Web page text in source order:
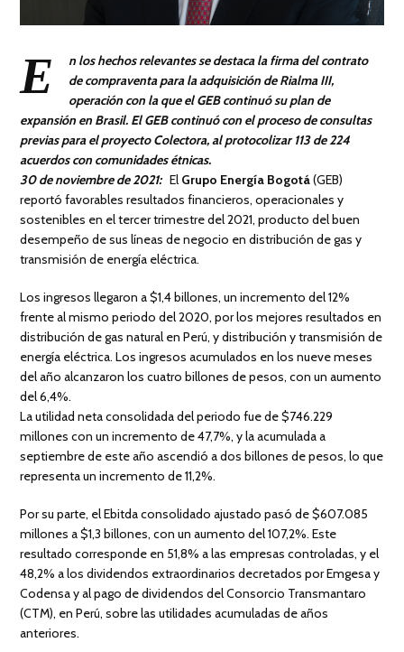
E
n los hechos relevantes se destaca la firma del contrato
de compraventa para la adquisición de Rialma III,
operación con la que el GEB continuó su plan de
expansión en Brasil. El GEB continuó con el proceso de consultas
previas para el proyecto Colectora, al protocolizar 113 de 224
acuerdos con comunidades étnicas.
30 de noviembre de 2021: El Grupo Energía Bogotá(GEB)
reportó favorables resultados financieros, operacionales y
sostenibles en el tercer trimestre del 2021, producto del buen
desempeño de sus líneas de negocio en distribución de gas y
transmisión de energía eléctrica.
Los ingresos llegaron a $1,4 billones, un incremento del 12%
frente al mismo periodo del 2020, por los mejores resultados en
distribución de gas natural en Perú, y distribución y transmisión de
energía eléctrica. Los ingresos acumulados en los nueve meses
del año alcanzaron los cuatro billones de pesos, con un aumento
del 6,4%.
La utilidad neta consolidada del periodo fue de $746.229
millones con un incremento de 47,7%, y la acumulada a
septiembre de este año ascendió a dos billones de pesos, lo que
representa un incremento de 11,2%.
Por su parte, el Ebitda consolidado ajustado pasó de $607.085
millones a $1,3 billones, con un aumento del 107,2%. Este
resultado corresponde en 51,8% a las empresas controladas, y el
48,2% a los dividendos extraordinarios decretados por Emgesa y
Codensa y al pago de dividendos del Consorcio Transmantaro
(CTM), en Perú, sobre las utilidades acumuladas de años
anteriores.